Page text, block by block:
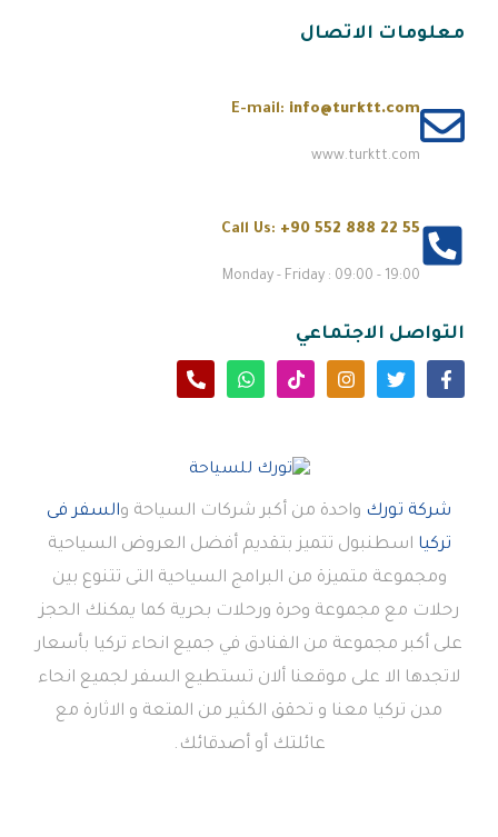
معلومات الاتصال
E-mail: info@turktt.com
www.turktt.com
Call Us: +90 552 888 22 55
Monday - Friday : 09:00 - 19:00
التواصل الاجتماعي
شركة تورك واحدة من أكبر شركات السياحة والسفر فى
تركيا اسطنبول تتميز بتقديم أفضل العروض السياحية
ومجموعة متميزة من البرامج السياحية التى تتنوع بين
رحلات مع مجموعة وحرة ورحلات بحرية كما يمكنك الحجز
على أكبر مجموعة من الفنادق في جميع انحاء تركيا بأسعار
لاتجدها الا على موقعنا ألان تستطيع السفر لجميع انحاء
مدن تركيا معنا و تحقق الكثير من المتعة و الاثارة مع
عائلتك أو أصدقائك.